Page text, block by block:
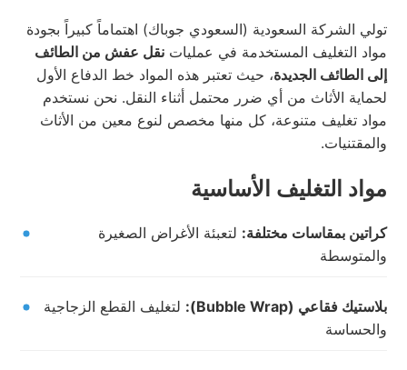
تولي الشركة السعودية (السعودي جوباك) اهتماماً كبيراً بجودة
مواد التغليف المستخدمة في عملياتنقل عفش من الطائف
إلى الطائف الجديدة، حيث تعتبر هذه المواد خط الدفاع الأول
لحماية الأثاث من أي ضرر محتمل أثناء النقل. نحن نستخدم
مواد تغليف متنوعة، كل منها مخصص لنوع معين من الأثاث
والمقتنيات.
مواد التغليف الأساسية
كراتين بمقاسات مختلفة: لتعبئة الأغراض الصغيرة
والمتوسطة
بلاستيك فقاعي (Bubble Wrap):
لتغليف القطع الزجاجية
والحساسة